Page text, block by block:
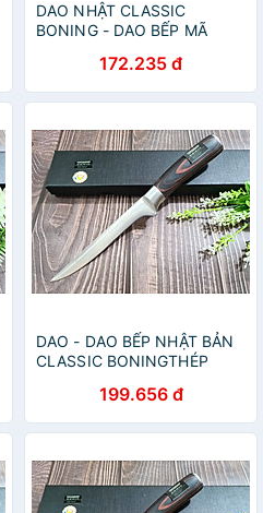
DAO NHẬT CLASSIC
BONING - DAO BẾP MÃ
172.235 đ
DAO - DAO BẾP NHẬT BẢN
CLASSIC BONINGTHÉP
topcomshop vn
199.656 đ